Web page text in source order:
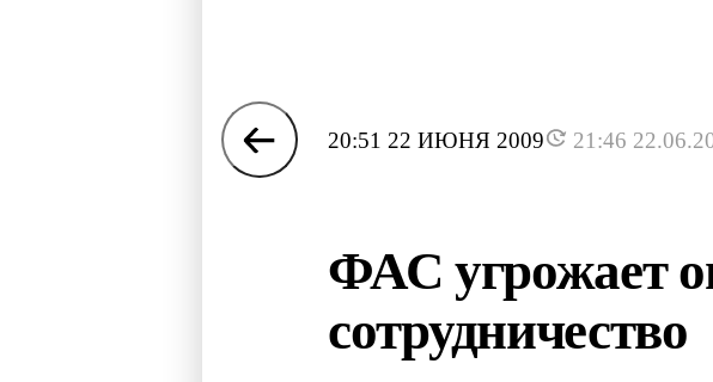
20:51 22 ИЮНЯ 2009 21:46
ФАС угрожает
сотрудничество